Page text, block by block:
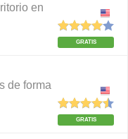
en
GRATIS
de forma
GRATIS